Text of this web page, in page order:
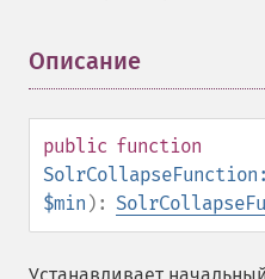
Описание
public function
$min ):